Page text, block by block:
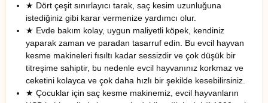
★ Dört çeşit sınırlayıcı tarak, saç kesim uzunluğuna
istediğiniz gibi karar vermenize yardımcı olur.
★ Evde bakım kolay, uygun maliyetli köpek, kendiniz
yaparak zaman ve paradan tasarruf edin. Bu evcil hayvan
kesme makineleri fısıltı kadar sessizdir ve çok düşük bir
titreşime sahiptir, bu nedenle evcil hayvanınız korkmaz ve
ceketini kolayca ve çok daha hızlı bir şekilde kesebilirsiniz.
★ Çocuklar için saç kesme makinemiz, evcil hayvanların